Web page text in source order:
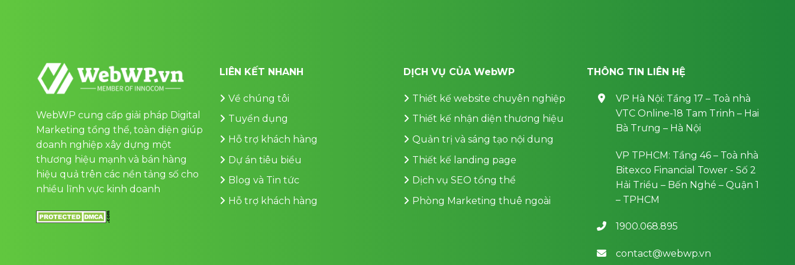
WebWP cung cấp giải pháp Digital
Marketing tổng thể, toàn diện giúp
doanh nghiệp xây dựng một
thương hiệu mạnh và bán hàng
hiệu quả trên các nền tảng số cho
nhiều lĩnh vực kinh doanh
LIÊN KẾT NHANH
Về chúng tôi
Tuyển dụng
Hỗ trợ khách hàng
Dự án tiêu biểu
Blog và Tin tức
Hỗ trợ khách hàng
DỊCH VỤ CỦA WebWP
Thiết kế website chuyên nghiệp
Thiết kế nhận diện thương hiệu
Quản trị và sáng tạo nội dung
Thiết kế landing page
Dịch vụ SEO tổng thể
Phòng Marketing thuê ngoài
THÔNG TIN LIÊN HỆ
VP Hà Nội: Tầng 17 – Toà nhà
VTC Online-18 Tam Trinh – Hai
Bà Trưng – Hà Nội
VP TPHCM: Tầng 46 – Toà nhà
Bitexco Financial Tower - Số 2
Hải Triều – Bến Nghé – Quận 1
– TPHCM
1900.068.895
contact@webwp.vn